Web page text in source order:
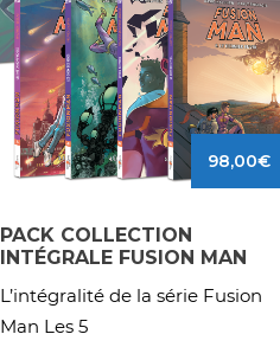
98,00€
PACK COLLECTION
INTÉGRALE FUSION MAN
L’intégralité de la série Fusion
Man Les 5